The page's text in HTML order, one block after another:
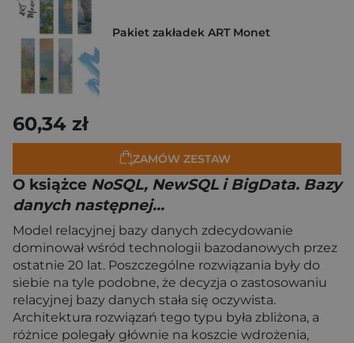
Pakiet zakładek ART Monet
60,34 zł
ZAMÓW ZESTAW
O książce NoSQL, NewSQL i BigData. Bazy
danych następnej...
Model relacyjnej bazy danych zdecydowanie
dominował wśród technologii bazodanowych przez
ostatnie 20 lat. Poszczególne rozwiązania były do
siebie na tyle podobne, że decyzja o zastosowaniu
relacyjnej bazy danych stała się oczywista.
Architektura rozwiązań tego typu była zbliżona, a
różnice polegały głównie na koszcie wdrożenia,